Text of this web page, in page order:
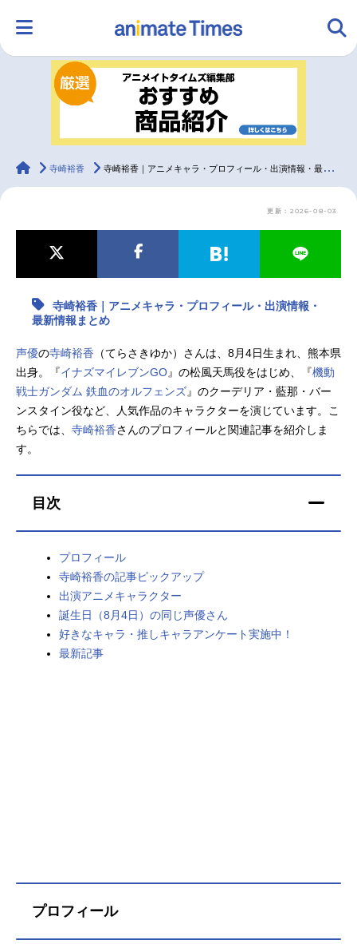
ランキング アニメ
ラジオ グッズ
最新記事一覧
アニメ記事一覧 声優記事一覧
アニメ映画一覧 実写化映画一覧
今期アニメ曜日別一覧
春アニメ
animateTimes
寺崎裕香 寺崎裕香｜アニメキャラ・プロフィール・出演情報・最新情報まとめ
更新：2026-08-03
寺崎裕香｜アニメキャラ・プロフィール・出演情報・
最新情報まとめ
声優の寺崎裕香 （てらさきゆか）さんは、8月4日生まれ、熊本県
出身。『イナズマイレブンGO』の松風天馬役をはじめ、『機動
戦士ガンダム 鉄血のオルフェンズ』のクーデリア・藍那・バー
ンスタイン役など、人気作品のキャラクターを演じています。こ
ちらでは、 寺崎裕香さんのプロフィールと関連記事を紹介しま
す。
目次
プロフィール
寺崎裕香の記事ピックアップ
出演アニメキャラクター
誕生日（8月4日）の同じ声優さん
好きなキャラ・推しキャラアンケート実施中！
最新記事
プロフィール